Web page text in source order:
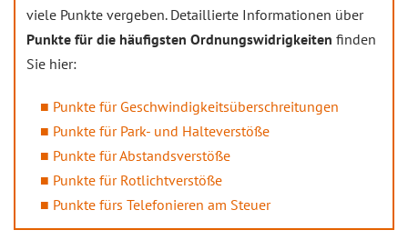
viele Punkte vergeben. Detaillierte Informationen über
Punkte für die häufigsten Ordnungswidrigkeiten finden
Sie hier:
Punkte für Geschwindigkeitsüberschreitungen
Punkte für Park- und Halteverstöße
Punkte für Abstandsverstöße
Punkte für Rotlichtverstöße
Punkte fürs Telefonieren am Steuer